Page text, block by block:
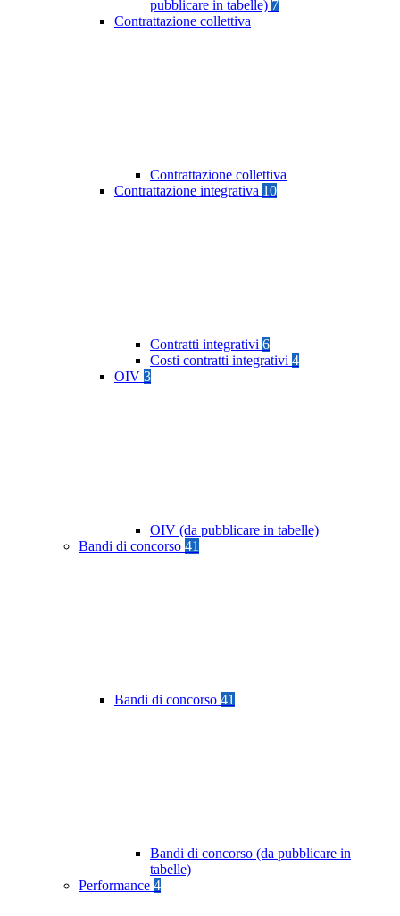
pubblicare in tabelle) 7
Contrattazione collettiva
Contrattazione collettiva
Contrattazione integrativa 10
Contratti integrativi 6
Costi contratti integrativi 4
OIV 3
OIV (da pubblicare in tabelle)
Bandi di concorso 41
Bandi di concorso 41
Bandi di concorso (da pubblicare in
tabelle)
Performance 4